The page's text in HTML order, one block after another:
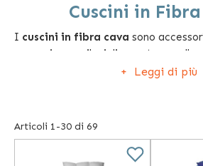
Cuscini in
I cuscini in fibra cava sono
per assicurare il miglior sostegno alle
per tanto tempo nella stessa
possibilità di ritornare in breve tempo
originaria anche in caso di forte
pressione, i
cuscini in fibra cava
Leggi di più
Articoli 1-30 di 69